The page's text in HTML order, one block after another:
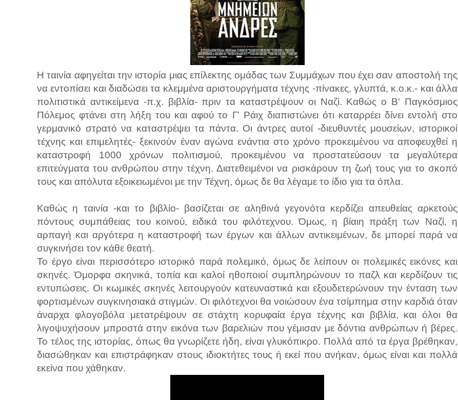
Η ταινία αφηγείται την ιστορία μιας επίλεκτης ομάδας των Συμμάχων που έχει σαν αποστολή της
να εντοπίσει και διαδώσει τα κλεμμένα αριστουργήματα τέχνης -πίνακες, γλυπτά, κ.ο.κ.- και άλλα
πολιτιστικά αντικείμενα -π.χ. βιβλία- πριν τα καταστρέψουν οι Ναζί. Καθώς ο Β' Παγκόσμιος
Πόλεμος φτάνει στη λήξη του και αφού το Γ' Ράιχ διαπιστώνει ότι καταρρέει δίνει εντολή στο
γερμανικό στρατό να καταστρέψει τα πάντα. Οι άντρες αυτοί -διευθυντές μουσείων, ιστορικοί
τέχνης και επιμελητές- ξεκινούν έναν αγώνα ενάντια στο χρόνο προκειμένου να αποφευχθεί η
καταστροφή 1000 χρόνων πολιτισμού, προκειμένου να προστατεύσουν τα μεγαλύτερα
επιτεύγματα του ανθρώπου στην τέχνη. Διατεθειμένοι να ρισκάρουν τη ζωή τους για το σκοπό
τους και απόλυτα εξοικειωμένοι με την Τέχνη, όμως δε θα λέγαμε το ίδιο για τα όπλα.
Καθώς η ταινία -και το βιβλίο- βασίζεται σε αληθινά γεγονότα κερδίζει απευθείας αρκετούς
πόντους συμπάθειας του κοινού, ειδικά του φιλότεχνου. Όμως, η βίαιη πράξη των Ναζί, η
αρπαγή και αργότερα η καταστροφή των έργων και άλλων αντικειμένων, δε μπορεί παρά να
συγκινήσει τον κάθε θεατή.
Το έργο είναι περισσότερο ιστορικό παρά πολεμικό, όμως δε λείπουν οι πολεμικές εικόνες και
σκηνές. Όμορφα σκηνικά, τοπία και καλοί ηθοποιοί συμπληρώνουν το παζλ και κερδίζουν τις
εντυπώσεις. Οι κωμικές σκηνές λειτουργούν κατευναστικά και εξουδετερώνουν την ένταση των
φορτισμένων συγκινησιακά στιγμών. Οι φιλότεχνοι θα νοιώσουν ένα τσίμπημα στην καρδιά όταν
άναρχα φλογοβόλα μετατρέψουν σε στάχτη κορυφαία έργα τέχνης και βιβλία, και όλοι θα
λιγοψυχήσουν μπροστά στην εικόνα των βαρελιών που γέμισαν με δόντια ανθρώπων ή βέρες.
Το τέλος της ιστορίας, όπως θα γνωρίζετε ήδη, είναι γλυκόπικρο. Πολλά από τα έργα βρέθηκαν,
διασώθηκαν και επιστράφηκαν στους ιδιοκτήτες τους ή εκεί που ανήκαν, όμως είναι και πολλά
εκείνα που χάθηκαν.